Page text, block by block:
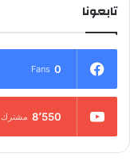
تابعونا
0
Fans
8٬550 مشترك